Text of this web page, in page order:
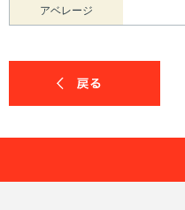
アベレージ